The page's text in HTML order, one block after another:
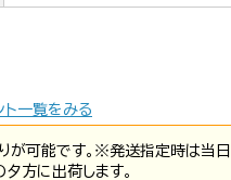
ト一覧をみる
が可能です。※発送指定時は当日
方に出荷します。